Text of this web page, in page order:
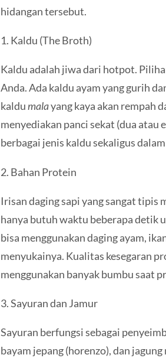
hidangan tersebut.
1. Kaldu (The Broth)
Kaldu adalah jiwa dari hotpot.
Anda. Ada kaldu ayam yang gurih
kaldumalayang kaya akan rempah
menyediakan panci sekat (dua atau
berbagai jenis kaldu sekaligus
2. Bahan Protein
Irisan daging sapi yang sangat
hanya butuh waktu beberapa detik
bisa menggunakan daging ayam,
menyukainya. Kualitas kesegaran
menggunakan banyak bumbu saat
3. Sayuran dan Jamur
Sayuran berfungsi sebagai
bayam jepang (horenzo), dan